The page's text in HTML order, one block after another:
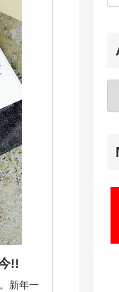
!!
新年一